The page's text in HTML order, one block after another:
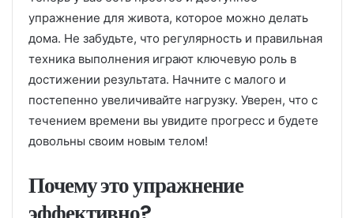
упражнение для живота, которое можно делать
дома. Не забудьте, что регулярность и правильная
техника выполнения играют ключевую роль в
достижении результата. Начните с малого и
постепенно увеличивайте нагрузку. Уверен, что с
течением времени вы увидите прогресс и будете
довольны своим новым телом!
Почему это упражнение